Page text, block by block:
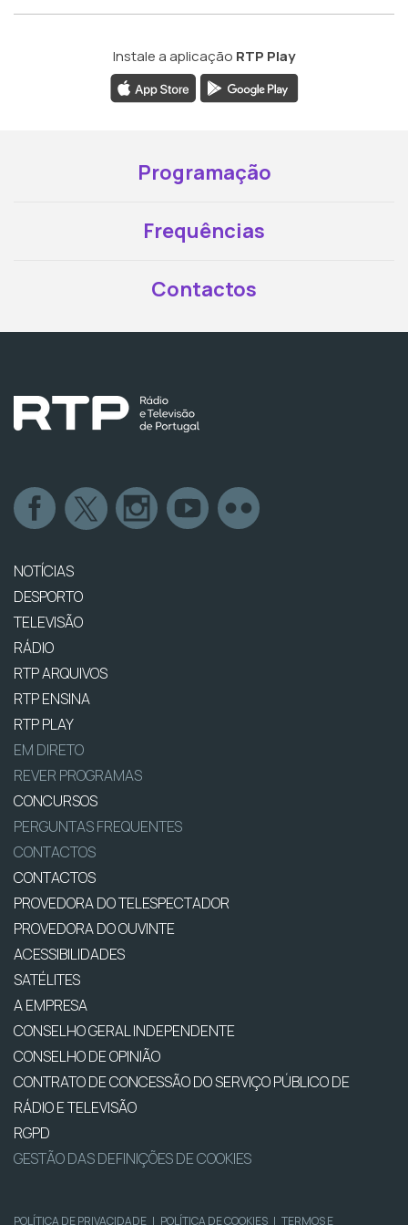
Instale a aplicação RTP Play
Programação
Frequências
Contactos
NOTÍCIAS
DESPORTO
TELEVISÃO
RÁDIO
RTP ARQUIVOS
RTP ENSINA
RTP PLAY
EM DIRETO
REVER PROGRAMAS
CONCURSOS
PERGUNTAS FREQUENTES
CONTACTOS
CONTACTOS
PROVEDORA DO TELESPECTADOR
PROVEDORA DO OUVINTE
ACESSIBILIDADES
SATÉLITES
A EMPRESA
CONSELHO GERAL INDEPENDENTE
CONSELHO DE OPINIÃO
CONTRATO DE CONCESSÃO DO SERVIÇO PÚBLICO DE
RÁDIO E TELEVISÃO
RGPD
GESTÃO DAS DEFINIÇÕES DE COOKIES
POLÍTICA DE PRIVACIDADE | POLÍTICA DE COOKIES | TERMOS E